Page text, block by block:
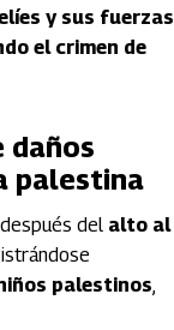
y sus fuerzas
el crimen de
daños
palestina
del alto al
palestinos,